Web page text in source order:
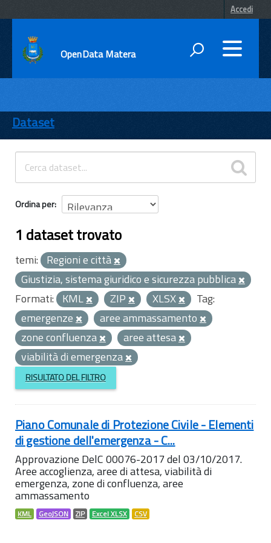
Accedi
OpenData Matera
ENTI
TEMI
INFORMAZIONI
Dataset
Ordina per
1 dataset trovato
temi: Regioni e città
Giustizia, sistema giuridico e sicurezza pubblica
Formati: KML ZIP XLSX
Tag:
emergenze
aree ammassamento
zone confluenza
aree attesa
viabilità di emergenza
RISULTATO DEL FILTRO
Piano Comunale di Protezione Civile - Elementi
di gestione dell'emergenza - C...
Approvazione DelC 00076-2017 del 03/10/2017.
Aree accoglienza, aree di attesa, viabilità di
emergenza, zone di confluenza, aree
ammassamento
KML GeoJSON ZIP Excel XLSX CSV